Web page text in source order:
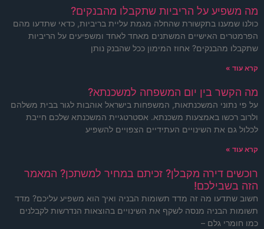
מה משפיע על הריביות שתקבלו מהבנקים?
כולנו שמענו בתקשורת שהחלה מגמת עליית בריביות, כדאי שתדעו מהם
הפרמטרים האישיים המשתנים מאחד לאחד ומשפיעים על הריביות
שתקבלו מהבנקים? אחוז המימון ככל שהבנק נותן
קרא עוד »
מה הקשר בין יום המשפחה למשכנתא?
על פי נתוני המשכנתאות, המשפחות בישראל אוהבות לגור בבית משלהם
ולרוב רכשו באמצעות משכנתא. אסטרטגיית המשכנתא שלכם חייבת
לכלול גם את השינויים העתידיים הצפויים להשפיע
קרא עוד »
רוכשים דירה מקבלן? זכיתם במחיר למשתכן? המאמר
הזה בשבילכם!
חשוב שתדעו מה זה מדד תשומות הבניה ואיך הוא משפיע עליכם? מדד
תשומות הבניה מנסה לשקף את השינויים בהוצאות הנדרשות לקבלנים
כמו חומרי גלם –